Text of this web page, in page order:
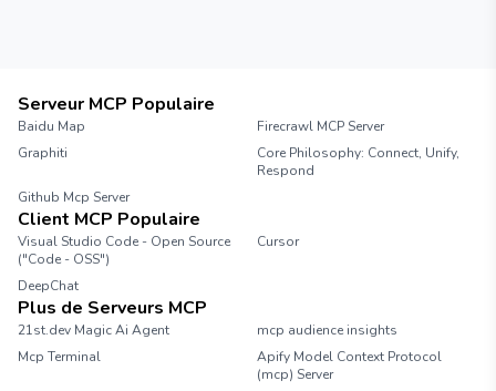
Serveur MCP Populaire
Baidu Map
Firecrawl MCP Server
Graphiti
Core Philosophy: Connect, Unify,
Respond
Github Mcp Server
Client MCP Populaire
Visual Studio Code - Open Source
("Code - OSS")
Cursor
DeepChat
Plus de Serveurs MCP
21st.dev Magic Ai Agent
mcp audience insights
Mcp Terminal
Apify Model Context Protocol
(mcp) Server